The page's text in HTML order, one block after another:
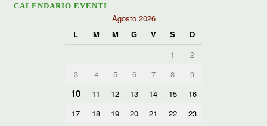
CALENDARIO EVENTI
Agosto 2026
L
M M G V S
D
1
2
3
4 5 6 7 8 9
10 11 12 13 14 15
16
17
18 19 20 21 22
23